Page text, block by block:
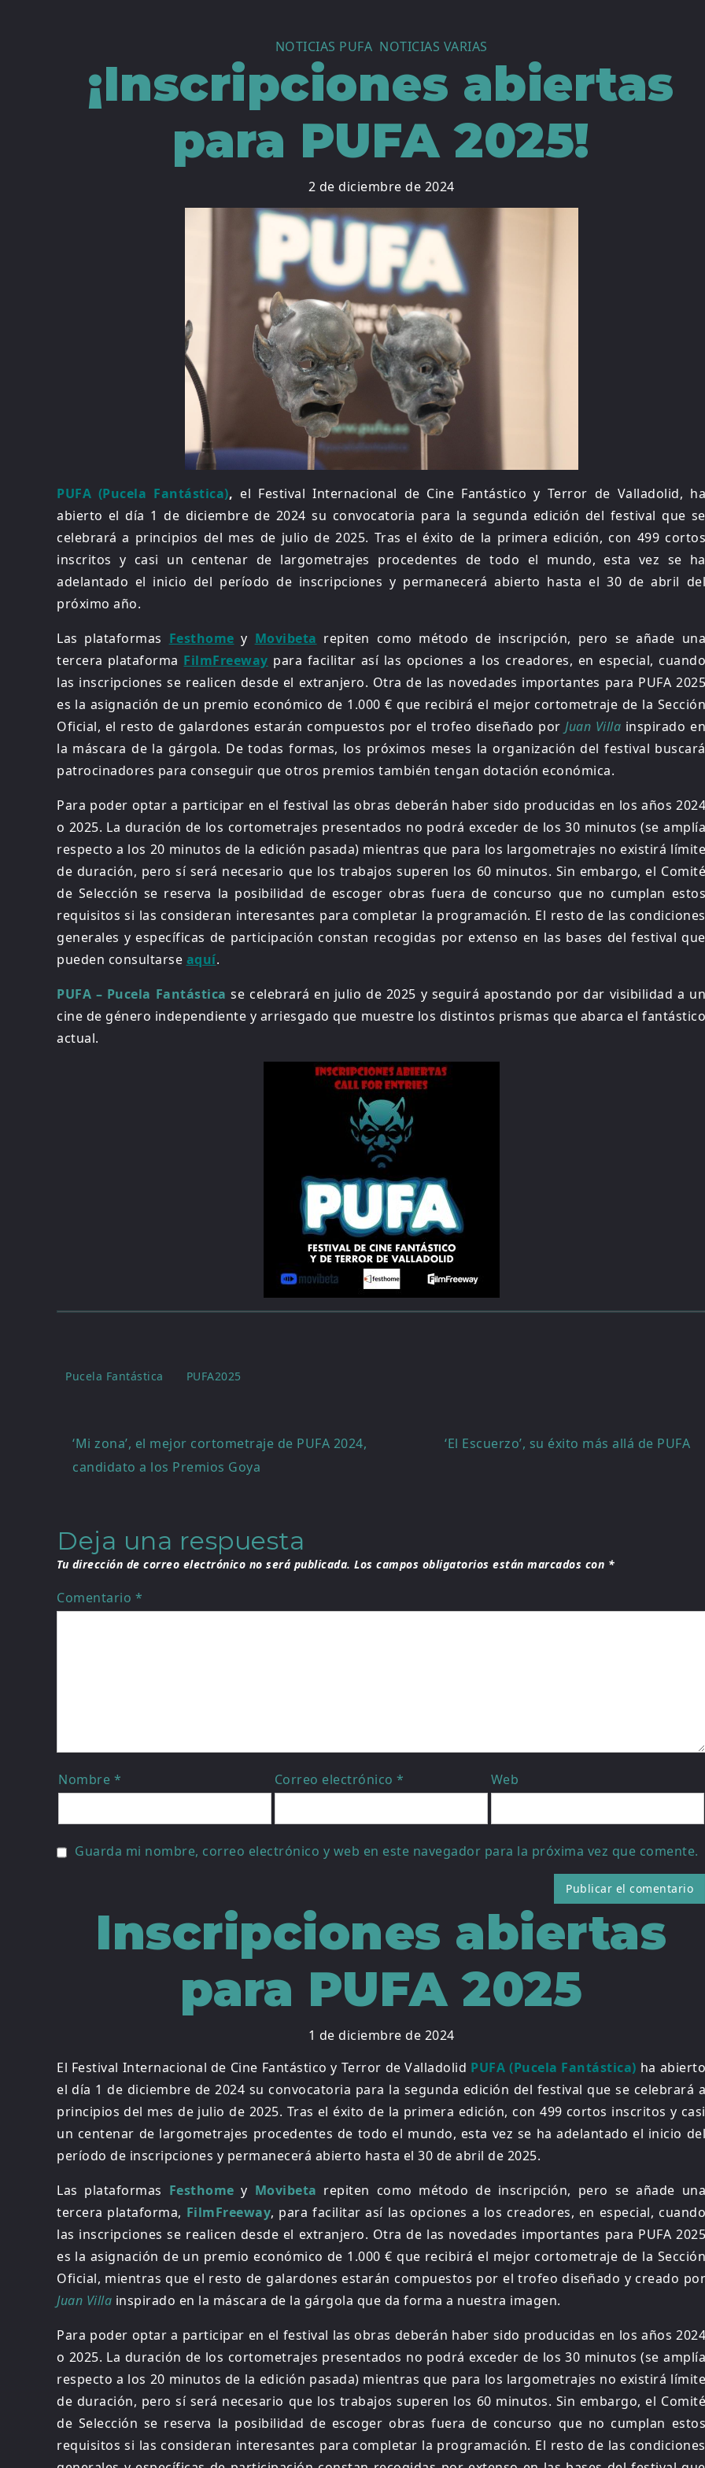
NOTICIAS PUFA NOTICIAS VARIAS
¡Inscripciones abiertas
para PUFA 2025!
2 de diciembre de 2024
PUFA (Pucela Fantástica), el Festival Internacional de Cine Fantástico y Terror de Valladolid, ha
abierto el día 1 de diciembre de 2024 su convocatoria para la segunda edición del festival que se
celebrará a principios del mes de julio de 2025. Tras el éxito de la primera edición, con 499 cortos
inscritos y casi un centenar de largometrajes procedentes de todo el mundo, esta vez se ha
adelantado el inicio del período de inscripciones y permanecerá abierto hasta el 30 de abril del
próximo año.
Las plataformas Festhome y Movibeta repiten como método de inscripción, pero se añade una
tercera plataforma FilmFreeway para facilitar así las opciones a los creadores, en especial, cuando
las inscripciones se realicen desde el extranjero. Otra de las novedades importantes para PUFA 2025
es la asignación de un premio económico de 1.000 € que recibirá el mejor cortometraje de la Sección
Oficial, el resto de galardones estarán compuestos por el trofeo diseñado porJuan Villa inspirado en
la máscara de la gárgola. De todas formas, los próximos meses la organización del festival buscará
patrocinadores para conseguir que otros premios también tengan dotación económica.
Para poder optar a participar en el festival las obras deberán haber sido producidas en los años 2024
o 2025. La duración de los cortometrajes presentados no podrá exceder de los 30 minutos (se amplía
respecto a los 20 minutos de la edición pasada) mientras que para los largometrajes no existirá límite
de duración, pero sí será necesario que los trabajos superen los 60 minutos. Sin embargo, el Comité
de Selección se reserva la posibilidad de escoger obras fuera de concurso que no cumplan estos
requisitos si las consideran interesantes para completar la programación. El resto de las condiciones
generales y específicas de participación constan recogidas por extenso en las bases del festival que
pueden consultarse aquí.
PUFA – Pucela Fantástica se celebrará en julio de 2025 y seguirá apostando por dar visibilidad a un
cine de género independiente y arriesgado que muestre los distintos prismas que abarca el fantástico
actual.
Pucela Fantástica PUFA2025
Navegación
de
‘Mi zona’, el mejor cortometraje de PUFA 2024,
candidato a los Premios Goya
‘El Escuerzo’, su éxito más allá de PUFA
Deja una respuesta
Tu dirección de correo electrónico no será publicada. Los campos obligatorios están marcados con *
Comentario *
Nombre * Correo electrónico* Web
Guarda mi nombre, correo electrónico y web en este navegador para la próxima vez que comente.
Inscripciones abiertas
para PUFA 2025
1 de diciembre de 2024
El Festival Internacional de Cine Fantástico y Terror de Valladolid PUFA (Pucela Fantástica) ha abierto
el día 1 de diciembre de 2024 su convocatoria para la segunda edición del festival que se celebrará a
principios del mes de julio de 2025. Tras el éxito de la primera edición, con 499 cortos inscritos y casi
un centenar de largometrajes procedentes de todo el mundo, esta vez se ha adelantado el inicio del
período de inscripciones y permanecerá abierto hasta el 30 de abril de 2025.
Las plataformas Festhome y Movibeta repiten como método de inscripción, pero se añade una
tercera plataforma, FilmFreeway, para facilitar así las opciones a los creadores, en especial, cuando
las inscripciones se realicen desde el extranjero. Otra de las novedades importantes para PUFA 2025
es la asignación de un premio económico de 1.000 € que recibirá el mejor cortometraje de la Sección
Oficial, mientras que el resto de galardones estarán compuestos por el trofeo diseñado y creado por
Juan Villa inspirado en la máscara de la gárgola que da forma a nuestra imagen.
Para poder optar a participar en el festival las obras deberán haber sido producidas en los años 2024
o 2025. La duración de los cortometrajes presentados no podrá exceder de los 30 minutos (se amplía
respecto a los 20 minutos de la edición pasada) mientras que para los largometrajes no existirá límite
de duración, pero sí será necesario que los trabajos superen los 60 minutos. Sin embargo, el Comité
de Selección se reserva la posibilidad de escoger obras fuera de concurso que no cumplan estos
requisitos si las consideran interesantes para completar la programación. El resto de las condiciones